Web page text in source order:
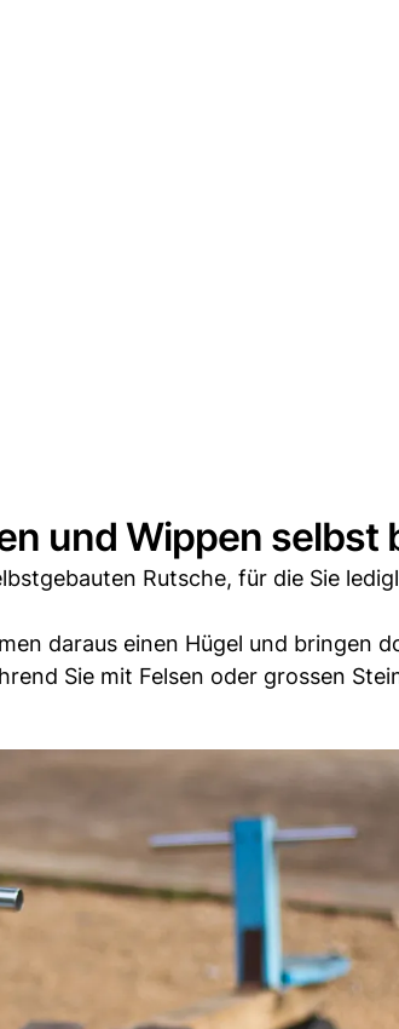
und Wippen selbst
Rutsche, für die Sie
daraus einen Hügel und bringen
Sie mit Felsen oder grossen